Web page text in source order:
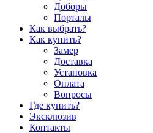
Доборы
Порталы
Как выбрать?
Как купить?
Замер
Доставка
Установка
Оплата
Вопросы
Где купить?
Эксклюзив
Контакты